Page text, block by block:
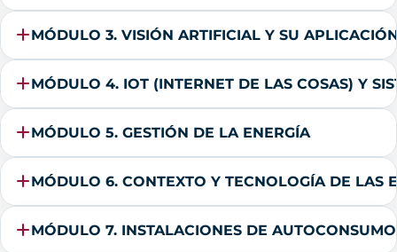
MÓDULO 3. VISIÓN ARTIFICIAL Y SU
MÓDULO 4. IOT (INTERNET DE LAS COSAS) Y
MÓDULO 5. GESTIÓN DE LA ENERGÍA
MÓDULO 6. CONTEXTO Y TECNOLOGÍA DE LAS
MÓDULO 7. INSTALACIONES DE